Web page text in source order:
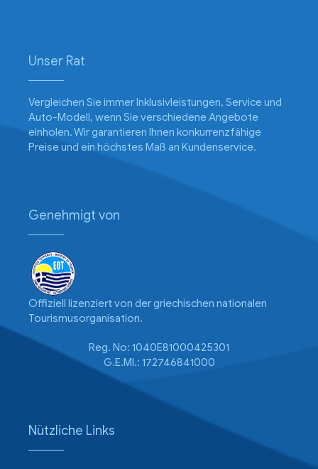
Unser Rat
Vergleichen Sie immer Inklusivleistungen, Service und
Auto-Modell, wenn Sie verschiedene Angebote
einholen. Wir garantieren Ihnen konkurrenzfähige
Preise und ein höchstes Maß an Kundenservice.
Genehmigt von
Offiziell lizenziert von der griechischen nationalen
Tourismusorganisation.
Reg. No: 1040E81000425301
G.E.MI.: 172746841000
Nützliche Links